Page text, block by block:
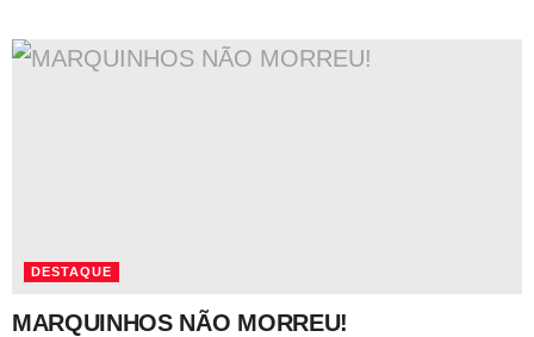
DESTAQUE
MARQUINHOS NÃO MORREU!